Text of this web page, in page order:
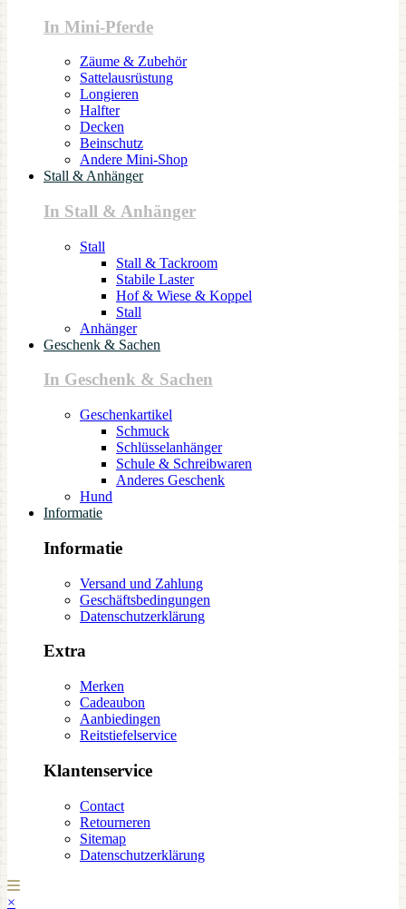
In Mini-Pferde
Zäume & Zubehör
Sattelausrüstung
Longieren
Halfter
Decken
Beinschutz
Andere Mini-Shop
Stall & Anhänger
In Stall & Anhänger
Stall
Stall & Tackroom
Stabile Laster
Hof & Wiese & Koppel
Stall
Anhänger
Geschenk & Sachen
In Geschenk & Sachen
Geschenkartikel
Schmuck
Schlüsselanhänger
Schule & Schreibwaren
Anderes Geschenk
Hund
Informatie
Informatie
Versand und Zahlung
Geschäftsbedingungen
Datenschutzerklärung
Extra
Merken
Cadeaubon
Aanbiedingen
Reitstiefelservice
Klantenservice
Contact
Retourneren
Sitemap
Datenschutzerklärung
×